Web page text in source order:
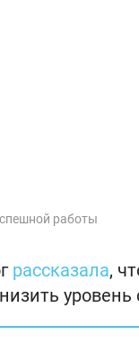
работы
рассказала,
уровень